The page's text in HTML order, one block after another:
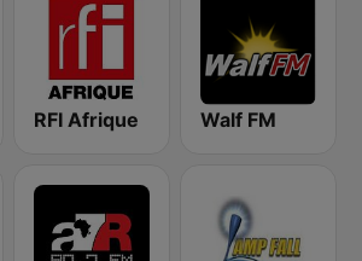
RFI Afrique Walf FM